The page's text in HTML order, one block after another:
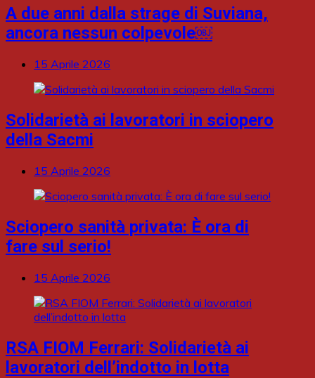
A due anni dalla strage di Suviana,
ancora nessun colpevole￼
15 Aprile 2026
Solidarietà ai lavoratori in sciopero
della Sacmi
15 Aprile 2026
Sciopero sanità privata: È ora di
fare sul serio!
15 Aprile 2026
RSA FIOM Ferrari: Solidarietà ai
lavoratori dell’indotto in lotta